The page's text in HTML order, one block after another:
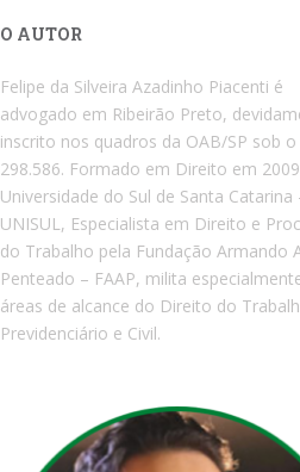
O AUTOR
Felipe da Silveira Azadinho Piacenti é
advogado em Ribeirão Preto,
inscrito nos quadros da OAB/SP sob o
298.586. Formado em Direito em
Universidade do Sul de Santa Catarina
UNISUL, Especialista em Direito e
do Trabalho pela Fundação Armando
Penteado – FAAP, milita
áreas de alcance do Direito do
Previdenciário e Civil.